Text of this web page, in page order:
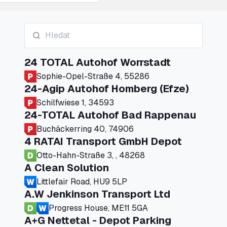
24 TOTAL Autohof Worrstadt
Sophie-Opel-Straße 4, 55286
24-Agip Autohof Homberg (Efze)
Schilfwiese 1, 34593
24-TOTAL Autohof Bad Rappenau
Buchäckerring 40, 74906
4 RATAI Transport GmbH Depot
Otto-Hahn-Straße 3, , 48268
A Clean Solution
Littlefair Road, HU9 5LP
A.W Jenkinson Transport Ltd
Progress House, ME11 5GA
A+G Nettetal - Depot Parking